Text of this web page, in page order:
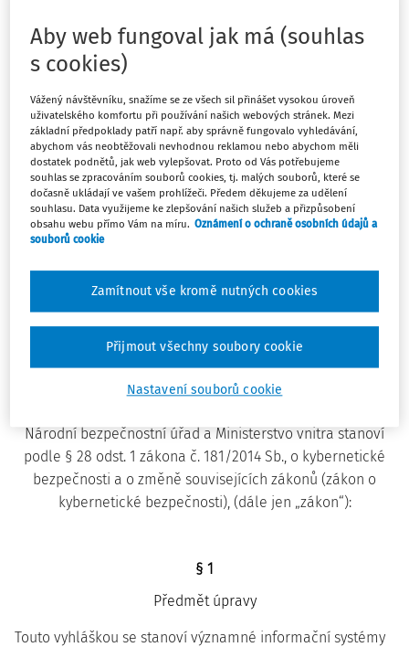
§ 5 zrušen
§ 6 Účinnost
Paragrafové znění
Platný od:2. 11. 2025 Změnit Porovnat změny
317/2014 Sb.
VYHLÁŠKA
ze dne 15. prosince 2014
kritériích
Změna: 205/2016 Sb. Změna: 360/2020 Sb.
Změna: 360/2020 Sb.
Národní bezpečnostní úřad a Ministerstvo vnitra stanoví
podle § 28 odst. 1 zákona č. 181/2014 Sb., o kybernetické
bezpečnosti a o změně souvisejících zákonů (zákon o
kybernetické bezpečnosti), (dále jen „zákon“):
§ 1
Předmět úpravy
Touto vyhláškou se stanoví významné informační systémy
Aby web fungoval jak má (souhlas
s cookies)
Vážený návštěvníku, snažíme se ze všech sil přinášet vysokou úroveň
uživatelského komfortu při používání našich webových stránek. Mezi
základní předpoklady patří např. aby správně fungovalo vyhledávání,
abychom vás neobtěžovali nevhodnou reklamou nebo abychom měli
dostatek podnětů, jak web vylepšovat. Proto od Vás potřebujeme
souhlas se zpracováním souborů cookies, tj. malých souborů, které se
dočasně ukládají ve vašem prohlížeči. Předem děkujeme za udělení
souhlasu. Data využijeme ke zlepšování našich služeb a přizpůsobení
obsahu webu přímo Vám na míru. Oznámení o ochraně osobních údajů a
souborů cookie
Nastavení souborů cookie
Zamítnout vše kromě nutných cookies
Přijmout všechny soubory cookie